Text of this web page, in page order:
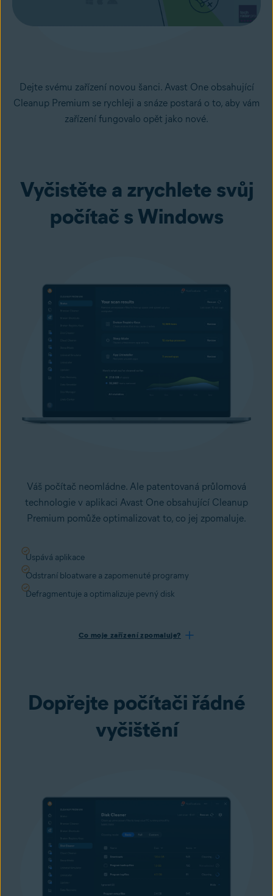
Dejte svému zařízení novou šanci. Avast One obsahující
Cleanup Premium se rychleji a snáze postará o to, aby vám
zařízení fungovalo opět jako nové.
Vyčistěte a zrychlete svůj
počítač s Windows
Váš počítač neomládne. Ale patentovaná průlomová
technologie v aplikaci Avast One obsahující Cleanup
Premium pomůže optimalizovat to, co jej zpomaluje.
Uspává aplikace
Odstraní bloatware a zapomenuté programy
Defragmentuje a optimalizuje pevný disk
Co moje zařízení zpomaluje?
Dopřejte počítači řádné
vyčištění